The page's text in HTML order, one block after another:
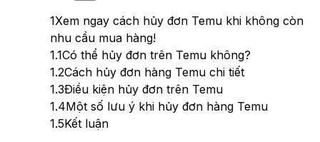
1Xem ngay cách hủy đơn Temu khi không còn
nhu cầu mua hàng!
1.1Có thể hủy đơn trên Temu không?
1.2Cách hủy đơn hàng Temu chi tiết
1.3Điều kiện hủy đơn trên Temu
1.4Một số lưu ý khi hủy đơn hàng Temu
1.5Kết luận